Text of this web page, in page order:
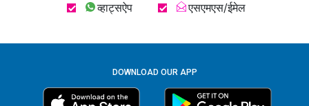
व्हाट्सऐप एसएमएस/ईमेल
DOWNLOAD OUR APP